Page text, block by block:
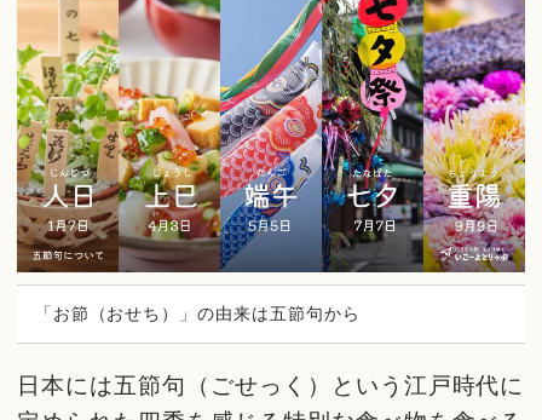
「お節（おせち）」の由来は五節句から
日本には五節句（ごせっく）という江戸時代に